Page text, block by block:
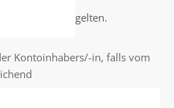
gelten.
Kontoinhabers/-in, falls vom